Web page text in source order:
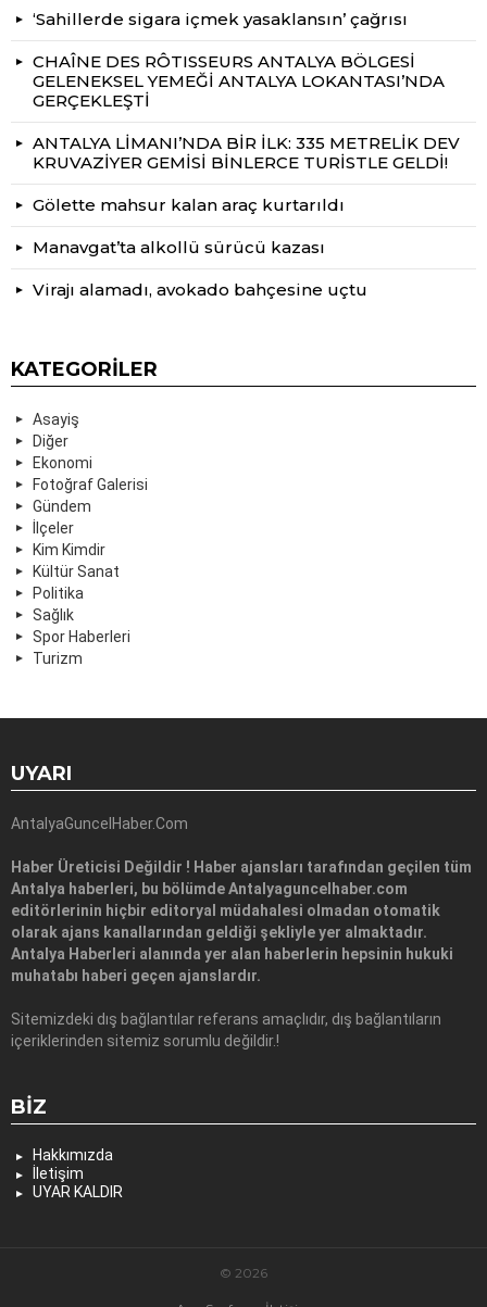
‘Sahillerde sigara içmek yasaklansın’ çağrısı
CHAÎNE DES RÔTISSEURS ANTALYA BÖLGESİ
GELENEKSEL YEMEĞİ ANTALYA LOKANTASI’NDA
GERÇEKLEŞTİ
ANTALYA LİMANI’NDA BİR İLK: 335 METRELİK DEV
KRUVAZİYER GEMİSİ BİNLERCE TURİSTLE GELDİ!
Gölette mahsur kalan araç kurtarıldı
Manavgat’ta alkollü sürücü kazası
Virajı alamadı, avokado bahçesine uçtu
KATEGORILER
Asayiş
Diğer
Ekonomi
Fotoğraf Galerisi
Gündem
İlçeler
Kim Kimdir
Kültür Sanat
Politika
Sağlık
Spor Haberleri
Turizm
UYARI
AntalyaGuncelHaber.Com
Haber Üreticisi Değildir ! Haber ajansları tarafından geçilen tüm
Antalya haberleri, bu bölümde Antalyaguncelhaber.com
editörlerinin hiçbir editoryal müdahalesi olmadan otomatik
olarak ajans kanallarından geldiği şekliyle yer almaktadır.
Antalya Haberleri alanında yer alan haberlerin hepsinin hukuki
muhatabı haberi geçen ajanslardır.
Sitemizdeki dış bağlantılar referans amaçlıdır, dış bağlantıların
içeriklerinden sitemiz sorumlu değildir.!
BIZ
Hakkımızda
İletişim
UYAR KALDIR
© 2026